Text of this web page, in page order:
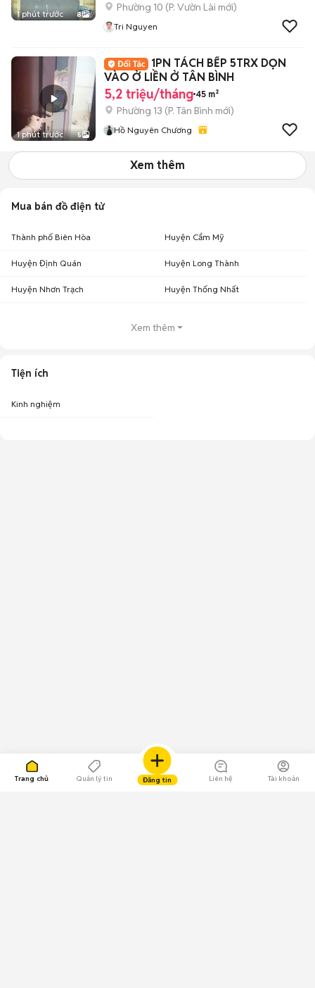
Trang chủ Quản lý tin Đăng tin Liên hệ Tài khoản
1 phút trước 8
Phường 10 (P. Vườn Lài mới)
Tri Nguyen
1 phút trước 5
1PN TÁCH BẾP 5TRX DỌN
VÀO Ở LIỀN Ở TÂN BÌNH
5,2 triệu/tháng 45 m²
Phường 13 (P. Tân Bình mới)
Hồ Nguyên Chương
Xem thêm
Mua bán đồ điện tử
Thành phố Biên Hòa Huyện Cẩm Mỹ
Huyện Định Quán Huyện Long Thành
Huyện Nhơn Trạch Huyện Thống Nhất
Xem thêm
Tiện ích
Kinh nghiệm